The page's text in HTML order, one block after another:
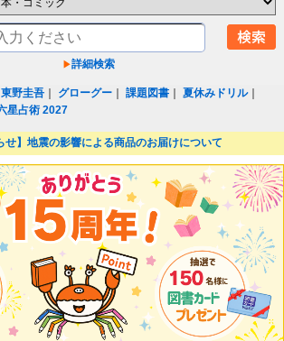
詳細検索
東野圭吾 グローグー ｜課題図書 ｜夏休みドリル｜
星占術 2027
せ】地震の影響による商品のお届けについて